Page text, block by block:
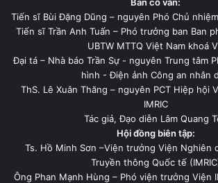
Tiến sĩ Bùi Đặng Dũng – nguyên Phó Chủ
Tiến sĩ Trần Anh Tuấn – Phó trưởng ban Ban
UBTW MTTQ Việt Nam khoá
Đại tá – Nhà báo Trần Sự - nguyên Trung tâm
hình - Điện ảnh Công an nhân
ThS. Lê Xuân Thăng – nguyên PCT Hiệp hội
IMRIC
Tác giả, Đạo diễn Lâm Quang
Hội đồng biên tập:
Ts. Hồ Minh Sơn –Viện trưởng Viện Nghiên
Truyền thông Quốc tế
Ông Phan Mạnh Hùng – Phó viện trưởng Viện